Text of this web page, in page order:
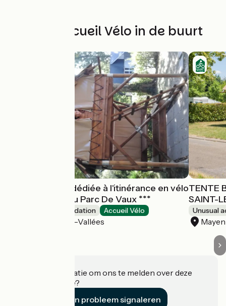
Andere Accueil Vélo in de buurt
Tente Bivouac dédiée à l'itinérance en vélo
- Le Camping Du Parc De Vaux ***
Unusual accommodation Accueil Vélo
Ambrières-les-Vallées
TENTE
SAINT-
Unusual
Heeft u informatie om ons te melden over deze
accommodatie?
Een probleem signaleren